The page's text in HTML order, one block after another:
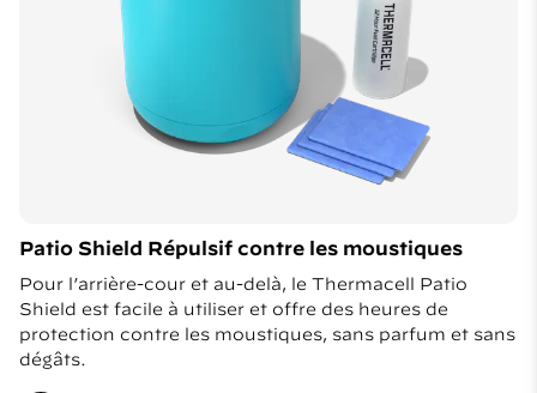
Patio Shield Répulsif contre les moustiques
Pour l’arrière-cour et au-delà, le Thermacell Patio
Shield est facile à utiliser et offre des heures de
protection contre les moustiques, sans parfum et sans
dégâts.